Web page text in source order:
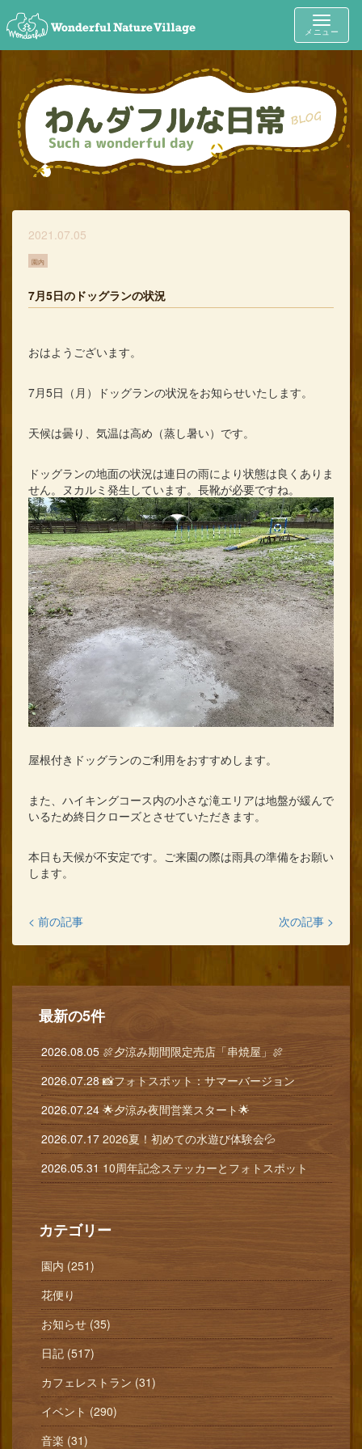
Toggle
メニュー
2021.07.05
園内
7月5日のドッグランの状況
おはようございます。
7月5日（月）ドッグランの状況をお知らせいたします。
天候は曇り、気温は高め（蒸し暑い）です。
ドッグランの地面の状況は連日の雨により状態は良くありま
せん。ヌカルミ発生しています。長靴が必要ですね。
屋根付きドッグランのご利用をおすすめします。
また、ハイキングコース内の小さな滝エリアは地盤が緩んで
いるため終日クローズとさせていただきます。
本日も天候が不安定です。ご来園の際は雨具の準備をお願い
します。
< 前の記事 次の記事 >
最新の5件
2026.08.05 🍖夕涼み期間限定売店「串焼屋」🍖
2026.07.28 📸フォトスポット：サマーバージョン
2026.07.24 🌟夕涼み夜間営業スタート🌟
2026.07.17 2026夏！初めての水遊び体験会💦
2026.05.31 10周年記念ステッカーとフォトスポット
カテゴリー
園内 (251)
花便り
お知らせ (35)
日記 (517)
カフェレストラン (31)
イベント (290)
音楽 (31)